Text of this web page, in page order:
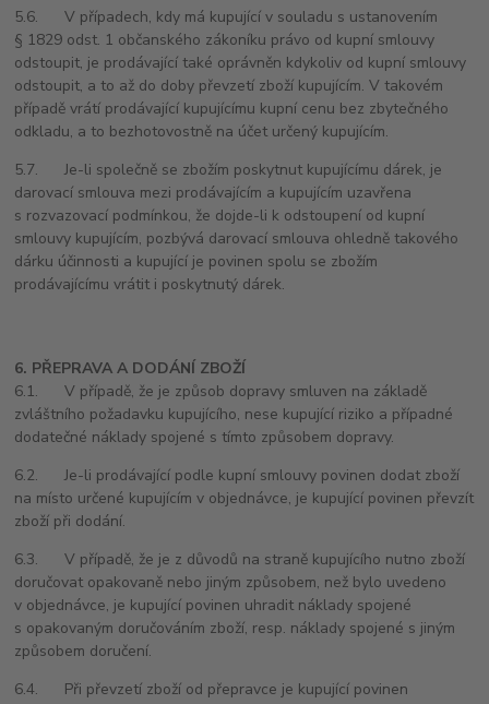
5.6. V případech, kdy má kupující v souladu s ustanovením
§ 1829 odst. 1 občanského zákoníku právo od kupní smlouvy
odstoupit, je prodávající také oprávněn kdykoliv od kupní smlouvy
odstoupit, a to až do doby převzetí zboží kupujícím. V takovém
případě vrátí prodávající kupujícímu kupní cenu bez zbytečného
odkladu, a to bezhotovostně na účet určený kupujícím.
5.7. Je-li společně se zbožím poskytnut kupujícímu dárek, je
darovací smlouva mezi prodávajícím a kupujícím uzavřena
s rozvazovací podmínkou, že dojde-li k odstoupení od kupní
smlouvy kupujícím, pozbývá darovací smlouva ohledně takového
dárku účinnosti a kupující je povinen spolu se zbožím
prodávajícímu vrátit i poskytnutý dárek.
6. PŘEPRAVA A DODÁNÍ ZBOŽÍ
6.1. V případě, že je způsob dopravy smluven na základě
zvláštního požadavku kupujícího, nese kupující riziko a případné
dodatečné náklady spojené s tímto způsobem dopravy.
6.2. Je-li prodávající podle kupní smlouvy povinen dodat zboží
na místo určené kupujícím v objednávce, je kupující povinen převzít
zboží při dodání.
6.3. V případě, že je z důvodů na straně kupujícího nutno zboží
doručovat opakovaně nebo jiným způsobem, než bylo uvedeno
v objednávce, je kupující povinen uhradit náklady spojené
s opakovaným doručováním zboží, resp. náklady spojené s jiným
způsobem doručení.
6.4. Při převzetí zboží od přepravce je kupující povinen